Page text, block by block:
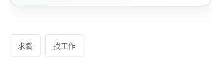
求職 找工作